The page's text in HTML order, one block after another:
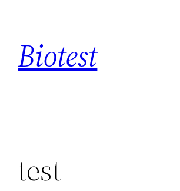
contenido
Biotest
test